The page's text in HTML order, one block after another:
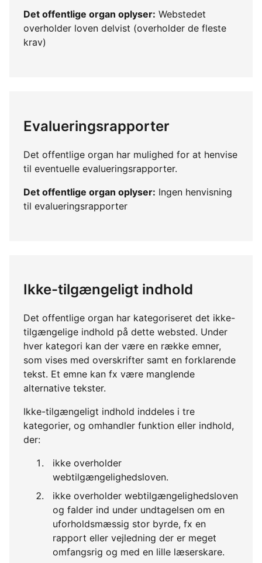
Det offentlige organ oplyser: Webstedet
overholder loven delvist (overholder de fleste
krav)
Evalueringsrapporter
Det offentlige organ har mulighed for at henvise
til eventuelle evalueringsrapporter.
Det offentlige organ oplyser: Ingen henvisning
til evalueringsrapporter
Ikke-tilgængeligt indhold
Det offentlige organ har kategoriseret det ikke-
tilgængelige indhold på dette websted. Under
hver kategori kan der være en række emner,
som vises med overskrifter samt en forklarende
tekst. Et emne kan fx være manglende
alternative tekster.
Ikke-tilgængeligt indhold inddeles i tre
kategorier, og omhandler funktion eller indhold,
der:
ikke overholder
webtilgængelighedsloven.
ikke overholder webtilgængelighedsloven
og falder ind under undtagelsen om en
uforholdsmæssig stor byrde, fx en
rapport eller vejledning der er meget
omfangsrig og med en lille læserskare.